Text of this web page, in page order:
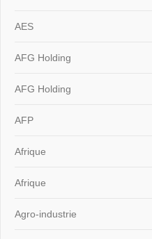
AES
AFG Holding
AFG Holding
AFP
Afrique
Afrique
Agro-industrie